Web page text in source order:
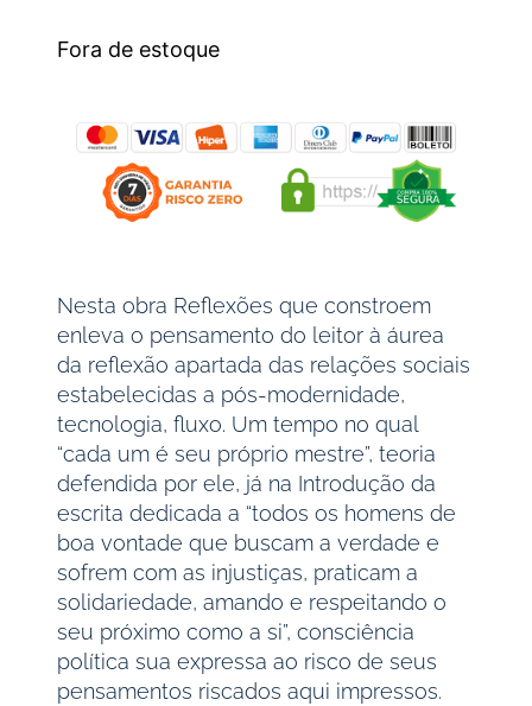
Fora de estoque
Nesta obra Reflexões que constroem
enleva o pensamento do leitor à áurea
da reflexão apartada das relações sociais
estabelecidas a pós-modernidade,
tecnologia, fluxo. Um tempo no qual
“cada um é seu próprio mestre”, teoria
defendida por ele, já na Introdução da
escrita dedicada a “todos os homens de
boa vontade que buscam a verdade e
sofrem com as injustiças, praticam a
solidariedade, amando e respeitando o
seu próximo como a si”, consciência
política sua expressa ao risco de seus
pensamentos riscados aqui impressos.